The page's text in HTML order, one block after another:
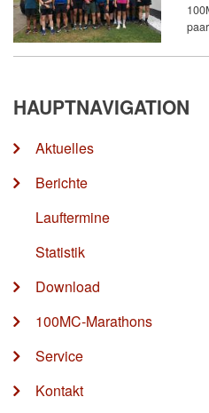
HAUPTNAVIGATION
Aktuelles
Berichte
Lauftermine
Statistik
Download
100MC-Marathons
Service
Kontakt